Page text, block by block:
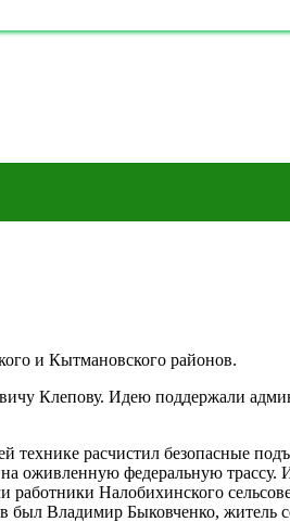
и Кытмановского районов.
Клепову. Идею поддержали
расчистил безопасные
оживленную федеральную
Налобихинского
Владимир Быковченко, житель